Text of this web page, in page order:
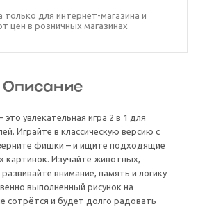
только для интернет-магазина и
цен в розничных магазинах
Описание
увлекательная игра 2 в 1 для
Играйте в классическую версию с
фишки – и ищите подходящие
картинок. Изучайте животных,
внимание, память и логику
выполненный рисунок на
сотрётся и будет долго радовать